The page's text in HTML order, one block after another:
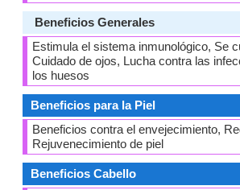
Beneficios Generales
Estimula el sistema inmunológico, Se
Cuidado de ojos, Lucha contra las
los huesos
Beneficios para la Piel
Beneficios contra el envejecimiento,
Rejuvenecimiento de piel
Beneficios Cabello